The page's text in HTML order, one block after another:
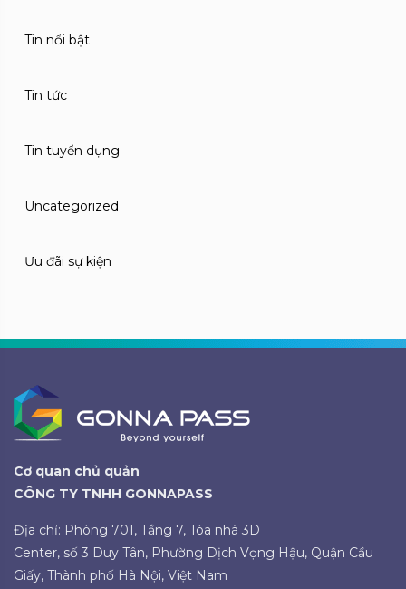
Tin nổi bật
Tin tức
Tin tuyển dụng
Uncategorized
Ưu đãi sự kiện
Cơ quan chủ quản
CÔNG TY TNHH GONNAPASS
Địa chỉ: Phòng 701, Tầng 7, Tòa nhà 3D
Center, số 3 Duy Tân, Phường Dịch Vọng Hậu, Quận Cầu
Giấy, Thành phố Hà Nội, Việt Nam